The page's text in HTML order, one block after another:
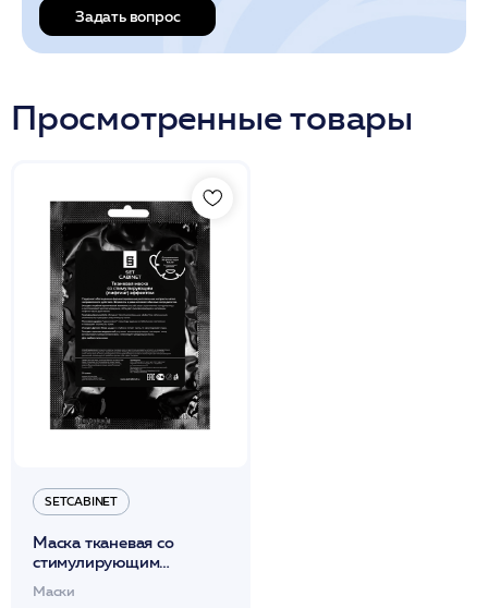
Задать вопрос
Просмотренные товары
SETCABINET
Маска тканевая со
стимулирующим
Маски